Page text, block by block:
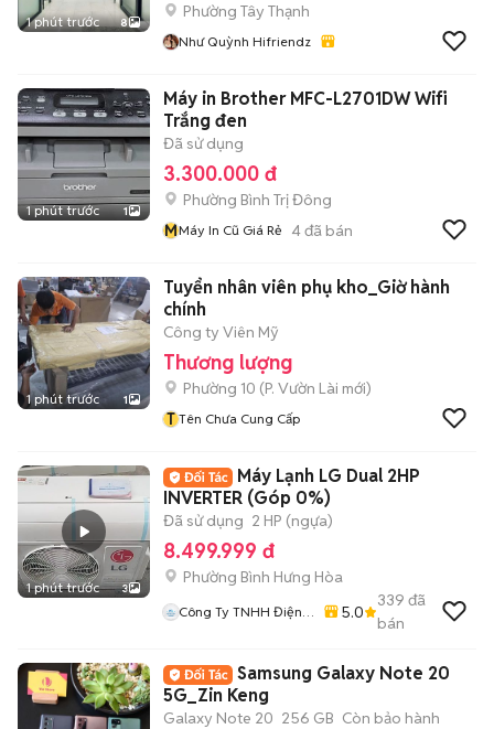
1 phút trước 8
Phường Tây Thạnh
Như Quỳnh Hifriendz
1 phút trước 1
Máy in Brother MFC-L2701DW Wifi
Trắng đen
Đã sử dụng
3.300.000 đ
Phường Bình Trị Đông
MMáy In Cũ Giá Rẻ 4đã bán
1 phút trước 1
Tuyển nhân viên phụ kho_Giờ hành
chính
Công ty Viên Mỹ
Thương lượng
Phường 10 (P. Vườn Lài mới)
T Tên Chưa Cung Cấp
1 phút trước 3
Máy Lạnh LG Dual 2HP
INVERTER (Góp 0%)
Đã sử dụng 2 HP (ngựa)
8.499.999 đ
Phường Bình Hưng Hòa
Công Ty TNHH Điện
5.0
339 đã
bán
Samsung Galaxy Note 20
5G_Zin Keng
Galaxy Note 20 256 GB Còn bảo hành